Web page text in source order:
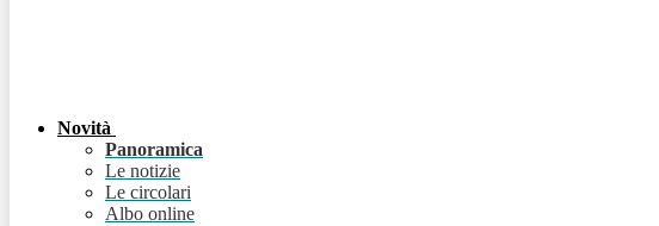
Novità
Panoramica
Le notizie
Le circolari
Albo online